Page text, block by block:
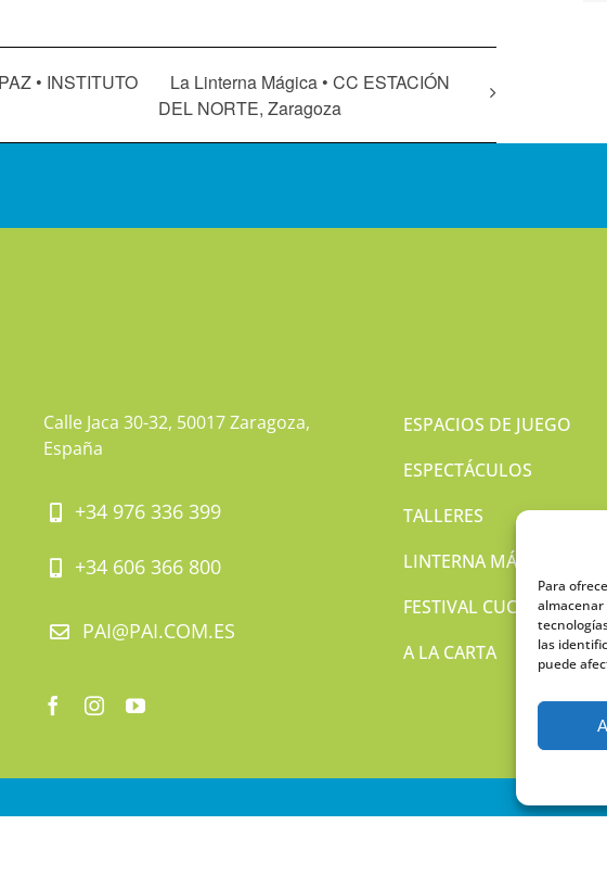
Para
almacenar
las
puede
• INSTITUTO
La Linterna Mágica • CC ESTACIÓN
DEL NORTE, Zaragoza
Calle Jaca 30-32, 50017 Zaragoza,
España
+34 976 336 399
+34 606 366 800
PAI@PAI.COM.ES
ESPACIOS DE JUEGO
ESPECTÁCULOS
TALLERES
LINTERNA MÁGICA
FESTIVAL CUCÚ
A LA CARTA